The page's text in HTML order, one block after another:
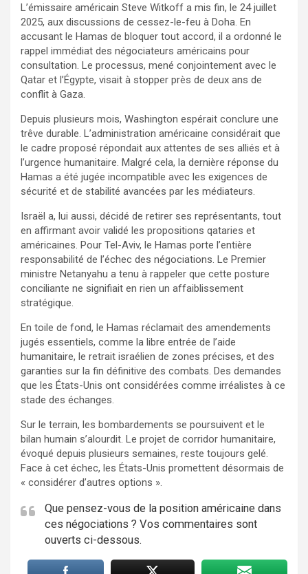
L’émissaire américain Steve Witkoff a mis fin, le 24 juillet
2025, aux discussions de cessez-le-feu à Doha. En
accusant le Hamas de bloquer tout accord, il a ordonné le
rappel immédiat des négociateurs américains pour
consultation. Le processus, mené conjointement avec le
Qatar et l’Égypte, visait à stopper près de deux ans de
conflit à Gaza.
Depuis plusieurs mois, Washington espérait conclure une
trêve durable. L’administration américaine considérait que
le cadre proposé répondait aux attentes de ses alliés et à
l’urgence humanitaire. Malgré cela, la dernière réponse du
Hamas a été jugée incompatible avec les exigences de
sécurité et de stabilité avancées par les médiateurs.
Israël a, lui aussi, décidé de retirer ses représentants, tout
en affirmant avoir validé les propositions qataries et
américaines. Pour Tel-Aviv, le Hamas porte l’entière
responsabilité de l’échec des négociations. Le Premier
ministre Netanyahu a tenu à rappeler que cette posture
conciliante ne signifiait en rien un affaiblissement
stratégique.
En toile de fond, le Hamas réclamait des amendements
jugés essentiels, comme la libre entrée de l’aide
humanitaire, le retrait israélien de zones précises, et des
garanties sur la fin définitive des combats. Des demandes
que les États-Unis ont considérées comme irréalistes à ce
stade des échanges.
Sur le terrain, les bombardements se poursuivent et le
bilan humain s’alourdit. Le projet de corridor humanitaire,
évoqué depuis plusieurs semaines, reste toujours gelé.
Face à cet échec, les États-Unis promettent désormais de
« considérer d’autres options ».
Que pensez-vous de la position américaine dans
ces négociations ? Vos commentaires sont
ouverts ci-dessous.